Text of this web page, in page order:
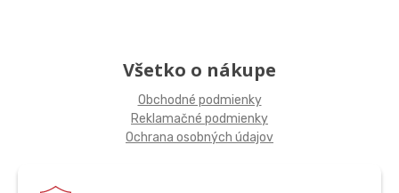
Všetko o nákupe
Obchodné podmienky
Reklamačné podmienky
Ochrana osobných údajov